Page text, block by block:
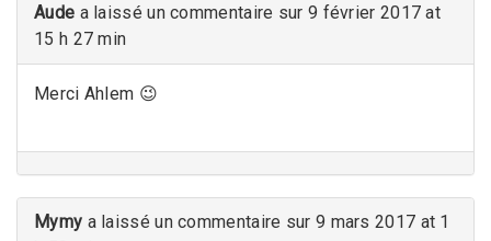
Aude a laissé un commentaire sur 9 février 2017 at
15 h 27 min
Merci Ahlem 😉
Mymy a laissé un commentaire sur 9 mars 2017 at 1